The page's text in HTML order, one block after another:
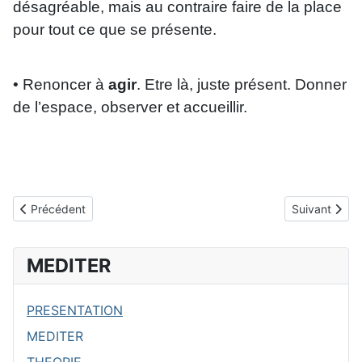
désagréable, mais au contraire faire de la place
pour tout ce que se présente.
• Renoncer à agir. Etre là, juste présent. Donner
de l’espace, observer et accueillir.
Article précédent : CONCRETEMENT
Précédent Article
Suivant
MEDITER
PRESENTATION
MEDITER